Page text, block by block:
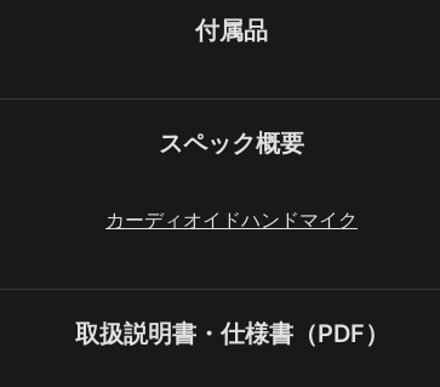
付属品
スペック概要
カーディオイドハンドマイク
取扱説明書・仕様書（PDF）